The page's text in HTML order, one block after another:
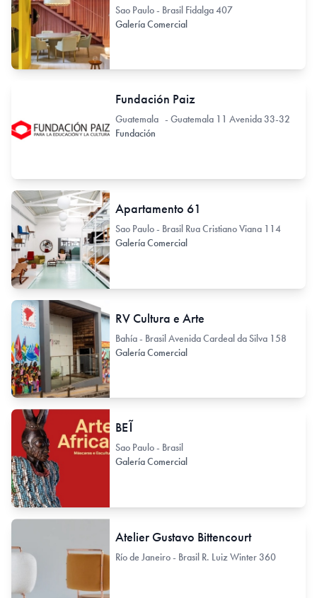
Sao Paulo - Brasil Fidalga 407
Galería Comercial
Fundación Paiz
Guatemala - Guatemala 11 Avenida 33-32
Fundación
Apartamento 61
Sao Paulo - Brasil Rua Cristiano Viana 114
Galería Comercial
RV Cultura e Arte
Bahía - Brasil Avenida Cardeal da Silva 158
Galería Comercial
BEĨ
Sao Paulo - Brasil
Galería Comercial
Atelier Gustavo Bittencourt
Río de Janeiro - Brasil R. Luiz Winter 360